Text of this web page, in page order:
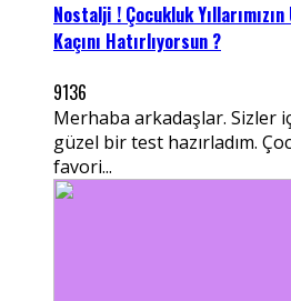
Nostalji ! Çocukluk
Kaçını Hatırlıyorsun ?
9136
Merhaba arkadaşlar. Sizler
güzel bir test hazırladım.
favori...